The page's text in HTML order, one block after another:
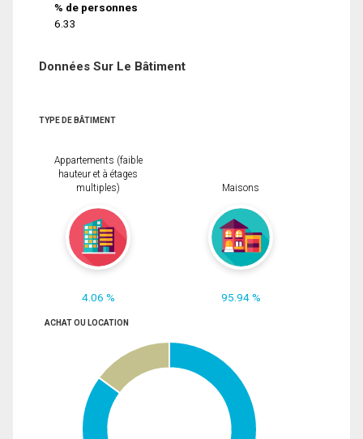
% de personnes
6.33
Données Sur Le Bâtiment
TYPE DE BÂTIMENT
Appartements (faible
hauteur et à étages
multiples)
4.06 %
Maisons
95.94 %
ACHAT OU LOCATION